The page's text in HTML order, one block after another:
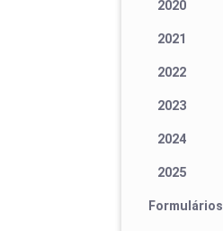
2020
2021
2022
2023
2024
2025
Formulários